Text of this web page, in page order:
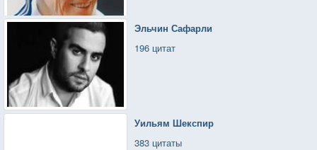
Эльчин Сафарли
196 цитат
Уильям Шекспир
383 цитаты